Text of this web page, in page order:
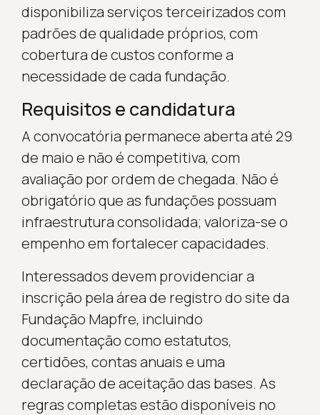
disponibiliza serviços terceirizados com
padrões de qualidade próprios, com
cobertura de custos conforme a
necessidade de cada fundação.
Requisitos e candidatura
A convocatória permanece aberta até 29
de maio e não é competitiva, com
avaliação por ordem de chegada. Não é
obrigatório que as fundações possuam
infraestrutura consolidada; valoriza-se o
empenho em fortalecer capacidades.
Interessados devem providenciar a
inscrição pela área de registro do site da
Fundação Mapfre, incluindo
documentação como estatutos,
certidões, contas anuais e uma
declaração de aceitação das bases. As
regras completas estão disponíveis no